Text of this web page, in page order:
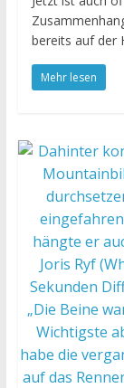
bereits auf der
Mehr lesen